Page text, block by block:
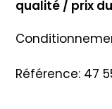
qualité / prix
Référence: 47